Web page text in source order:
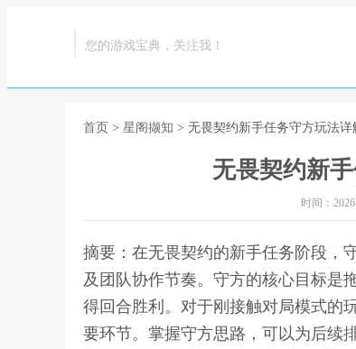
您的游戏宝典，关注我！
首页 > 星阁撷知 > 无畏契约新手任务守方玩法详
无畏契约新
时间：
摘要：在无畏契约的新手任务阶段，
及团队协作节奏。守方的核心目标是
得回合胜利。对于刚接触对局模式的
要环节。掌握守方思路，可以为后续